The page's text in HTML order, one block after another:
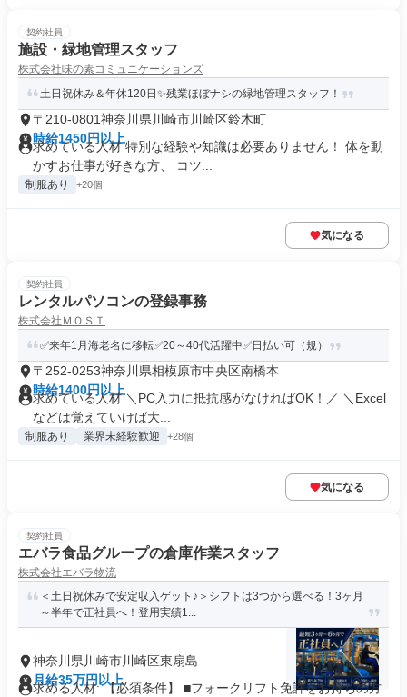
契約社員
施設・緑地管理スタッフ
株式会社味の素コミュニケーションズ
土日祝休み＆年休120日✨残業ほぼナシの緑地管理スタッフ！
〒210-0801神奈川県川崎市川崎区鈴木町
時給1450円以上
求めている人材 特別な経験や知識は必要ありません！ 体を動
かすお仕事が好きな方、 コツ...
制服あり +20個
気になる
契約社員
レンタルパソコンの登録事務
株式会社ＭＯＳＴ
✅来年1月海老名に移転✅20～40代活躍中✅日払い可（規）
〒252-0253神奈川県相模原市中央区南橋本
時給1400円以上
求めている人材 ＼PC入力に抵抗感がなければOK！／ ＼Excel
などは覚えていけば大...
制服あり 業界未経験歓迎 +28個
気になる
契約社員
エバラ食品グループの倉庫作業スタッフ
株式会社エバラ物流
＜土日祝休みで安定収入ゲット♪＞シフトは3つから選べる！3ヶ月
～半年で正社員へ！登用実績1...
神奈川県川崎市川崎区東扇島
月給35万円以上
求める人材: 【必須条件】 ■フォークリフト免許をお持ちの方